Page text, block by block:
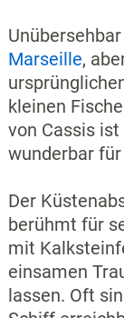
Marseille,
kleinen
von Cassis
wunderbar
Der
berühmt für
mit
einsamen
lassen. Oft